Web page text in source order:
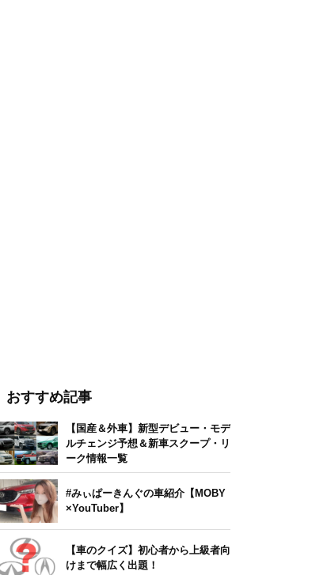
おすすめ記事
【国産＆外車】新型デビュー・モデ
ルチェンジ予想＆新車スクープ・リ
ーク情報一覧
#みぃぱーきんぐの車紹介【MOBY
×YouTuber】
【車のクイズ】初心者から上級者向
けまで幅広く出題！